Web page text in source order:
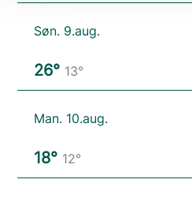
Søn. 9.aug.
26° 13°
Man. 10.aug.
18° 12°